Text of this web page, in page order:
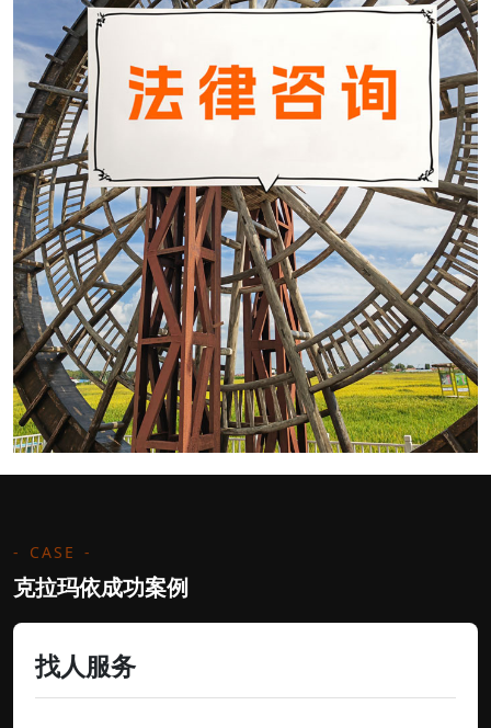
CASE
克拉玛依成功案例
找人服务